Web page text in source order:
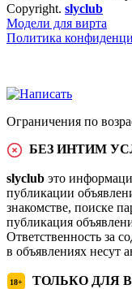
Copyright. slyclub
Модели для вирта
Политика
Ограничения по
БЕЗ ИНТИМ
slyclub это
публикации
знакомстве, поиске
публикация
Ответственность за
в объявлениях несут
18+ ТОЛЬКО ДЛЯ